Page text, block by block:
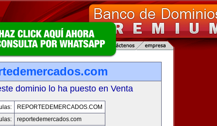
dominio lo ha puesto en Venta
REPORTEDEMERCADOS.COM
reportedemercados.com